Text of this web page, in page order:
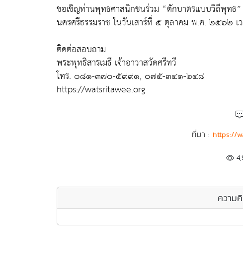
ขอเชิญท่านพุทธศาสนิกชนร่วม “ตักบาตรแบบวิถีพุทธ
นครศรีธรรมราช ในวันเสาร์ที่ ๕ ตุลาคม พ.ศ. ๒๕๖๒
ติดต่อสอบถาม
พระพุทธิสารเมธี เจ้าอาวาสวัดศรีทวี
โทร. ๐๘๑-๓๗๐-๕๙๙๑, ๐๗๕-๓๔๑-๒๔๘
https://watsritawee.org
ที่มา : https://
ความ